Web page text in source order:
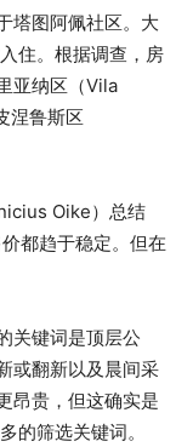
塔图阿佩社区。大
住。根据调查，房
亚纳区（Vila
涅鲁斯区
Oike）总结
都趋于稳定。但在
关键词是顶层公
或翻新以及晨间采
昂贵，但这确实是
的筛选关键词。